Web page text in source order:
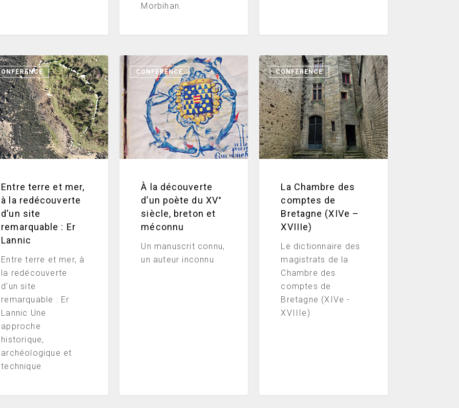
Morbihan.
Entre terre et mer,
à la redécouverte
d’un site
remarquable : Er
Lannic
Entre terre et mer, à
la redécouverte
d'un site
remarquable : Er
Lannic Une
approche
historique,
archéologique et
technique
CONFÉRENCE
À
la
découverte
d’un
poète
du
XV°
siècle,
méconnu
À la découverte
d’un poète du XV°
siècle, breton et
méconnu
Un manuscrit connu,
un auteur inconnu
CONFÉRENCE
La
Chambre
des
comptes
de
Bretagne
(XIVe
–
La Chambre des
comptes de
Bretagne (XIVe –
XVIIIe)
Le dictionnaire des
magistrats de la
Chambre des
comptes de
Bretagne (XIVe -
XVIIIe)